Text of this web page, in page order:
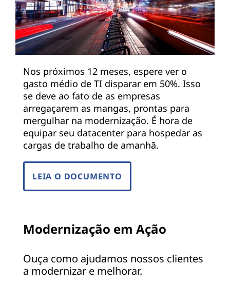
Nos próximos 12 meses, espere ver o
gasto médio de TI disparar em 50%. Isso
se deve ao fato de as empresas
arregaçarem as mangas, prontas para
mergulhar na modernização. É hora de
equipar seu datacenter para hospedar as
cargas de trabalho de amanhã.
LEIA O DOCUMENTO
Modernização em Ação
Ouça como ajudamos nossos clientes
a modernizar e melhorar.